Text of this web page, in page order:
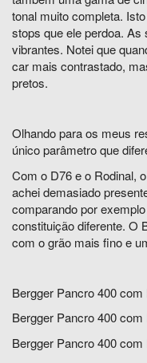
tonal muito completa.
stops que ele perdoa.
vibrantes. Notei que
car mais contrastado,
pretos.
Olhando para os meus
único parâmetro que
Com o D76 e o Rodinal,
achei demasiado
comparando por
constituição diferente. O
com o grão mais fino e
Bergger Pancro 400
Bergger Pancro 400 com
Bergger Pancro 400